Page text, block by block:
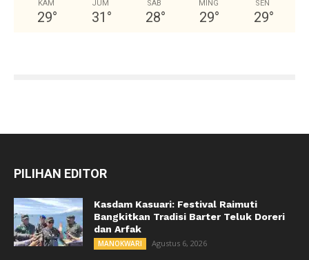
KAM
29°
JUM
31 °
SAB
28°
MING
29°
SEN
29°
PILIHAN EDITOR
Kasdam Kasuari: Festival Raimuti
Bangkitkan Tradisi Barter Teluk Doreri
dan Arfak
MANOKWARI Agustus 6, 2026